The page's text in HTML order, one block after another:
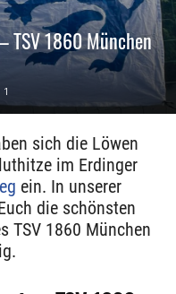
TSV 1860 München
1
sich die Löwen
im Erdinger
ein. In unserer
die schönsten
TSV 1860 München